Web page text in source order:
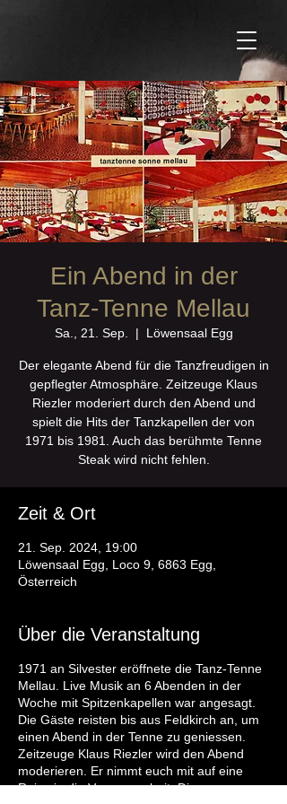
Ein Abend in der
Tanz-Tenne Mellau
Sa., 21. Sep.
  |
Löwensaal Egg
Der elegante Abend für die Tanzfreudigen in
gepflegter Atmosphäre. Zeitzeuge Klaus
Riezler moderiert durch den Abend und
spielt die Hits der Tanzkapellen der von
1971 bis 1981. Auch das berühmte Tenne
Steak wird nicht fehlen.
Zeit & Ort
21. Sep. 2024, 19:00
Löwensaal Egg, Loco 9, 6863 Egg,
Österreich
Über die Veranstaltung
1971 an Silvester eröffnete die Tanz-Tenne
Mellau. Live Musik an 6 Abenden in der
Woche mit Spitzenkapellen war angesagt.
Die Gäste reisten bis aus Feldkirch an, um
einen Abend in der Tenne zu geniessen.
Zeitzeuge Klaus Riezler wird den Abend
moderieren. Er nimmt euch mit auf eine
Reise in die Vergangenheit. Die